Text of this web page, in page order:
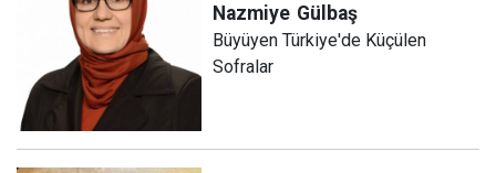
Nazmiye Gülbaş
Büyüyen Türkiye'de Küçülen
Sofralar